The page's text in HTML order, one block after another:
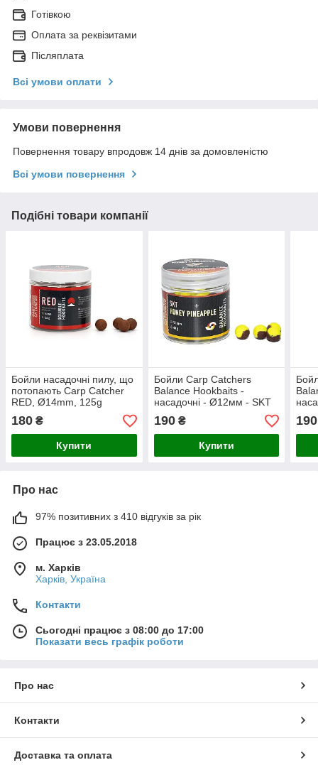
Готівкою
Оплата за реквізитами
Післяплата
Всі умови оплати
Умови повернення
Повернення товару впродовж 14 днів за домовленістю
Всі умови повернення
Подібні товари компанії
Бойли насадочні пилу, що
потопають Carp Catcher
RED, Ø14mm, 125g
180 ₴
Купити
Бойли Carp Catchers
Balance Hookbaits -
насадочні - Ø12мм - SKT
& Honey Pineapple
190₴
Купити
&
190
Про нас
97% позитивних з 410 відгуків за рік
Працює з 23.05.2018
м. Харків
Харків, Україна
Контакти
Сьогодні працює з 08:00 до 17:00
Показати весь графік роботи
Про нас
Контакти
Доставка та оплата